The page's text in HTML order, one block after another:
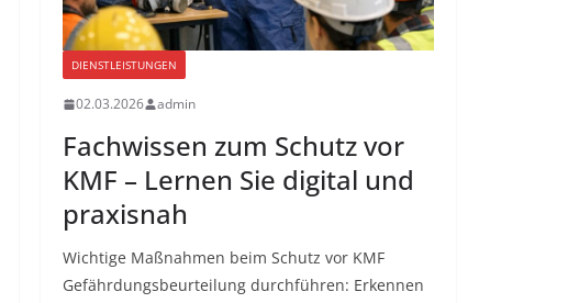
DIENSTLEISTUNGEN
02.03.2026 admin
Fachwissen zum Schutz vor
KMF – Lernen Sie digital und
praxisnah
Wichtige Maßnahmen beim Schutz vor KMF
Gefährdungsbeurteilung durchführen: Erkennen